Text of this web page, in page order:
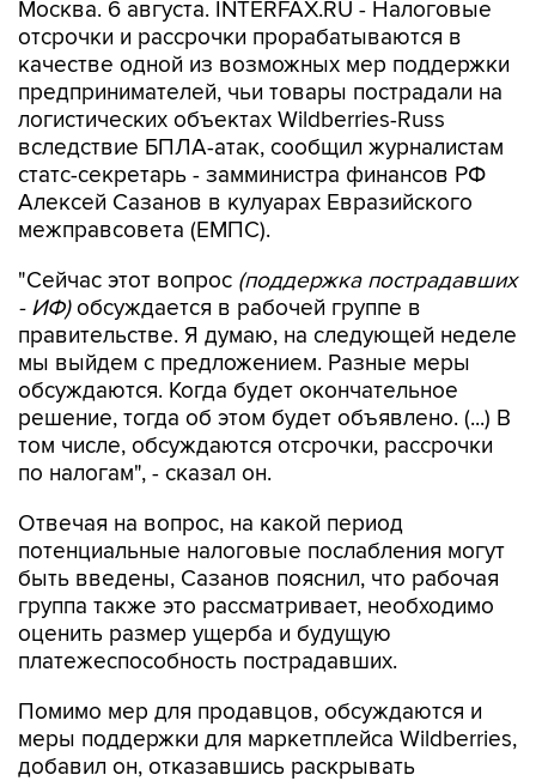
качестве одной из возможных мер поддержки
предпринимателей, чьи товары пострадали на
логистических объектах Wildberries-Russ
вследствие БПЛА-атак, сообщил журналистам
статс-секретарь - замминистра финансов РФ
Алексей Сазанов в кулуарах Евразийского
межправсовета (ЕМПС).
"Сейчас этот вопрос(поддержка пострадавших
правительстве. Я думаю, на следующей неделе
мы выйдем с предложением. Разные меры
обсуждаются. Когда будет окончательное
решение, тогда об этом будет объявлено. (...) В
том числе, обсуждаются отсрочки, рассрочки
по налогам", - сказал он.
Отвечая на вопрос, на какой период
быть введены, Сазанов пояснил, что рабочая
группа также это рассматривает, необходимо
оценить размер ущерба и будущую
платежеспособность пострадавших.
Помимо мер для продавцов, обсуждаются и
добавил он, отказавшись раскрывать
конкретные обсуждаемые меры.